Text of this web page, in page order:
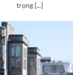
trọng [...]